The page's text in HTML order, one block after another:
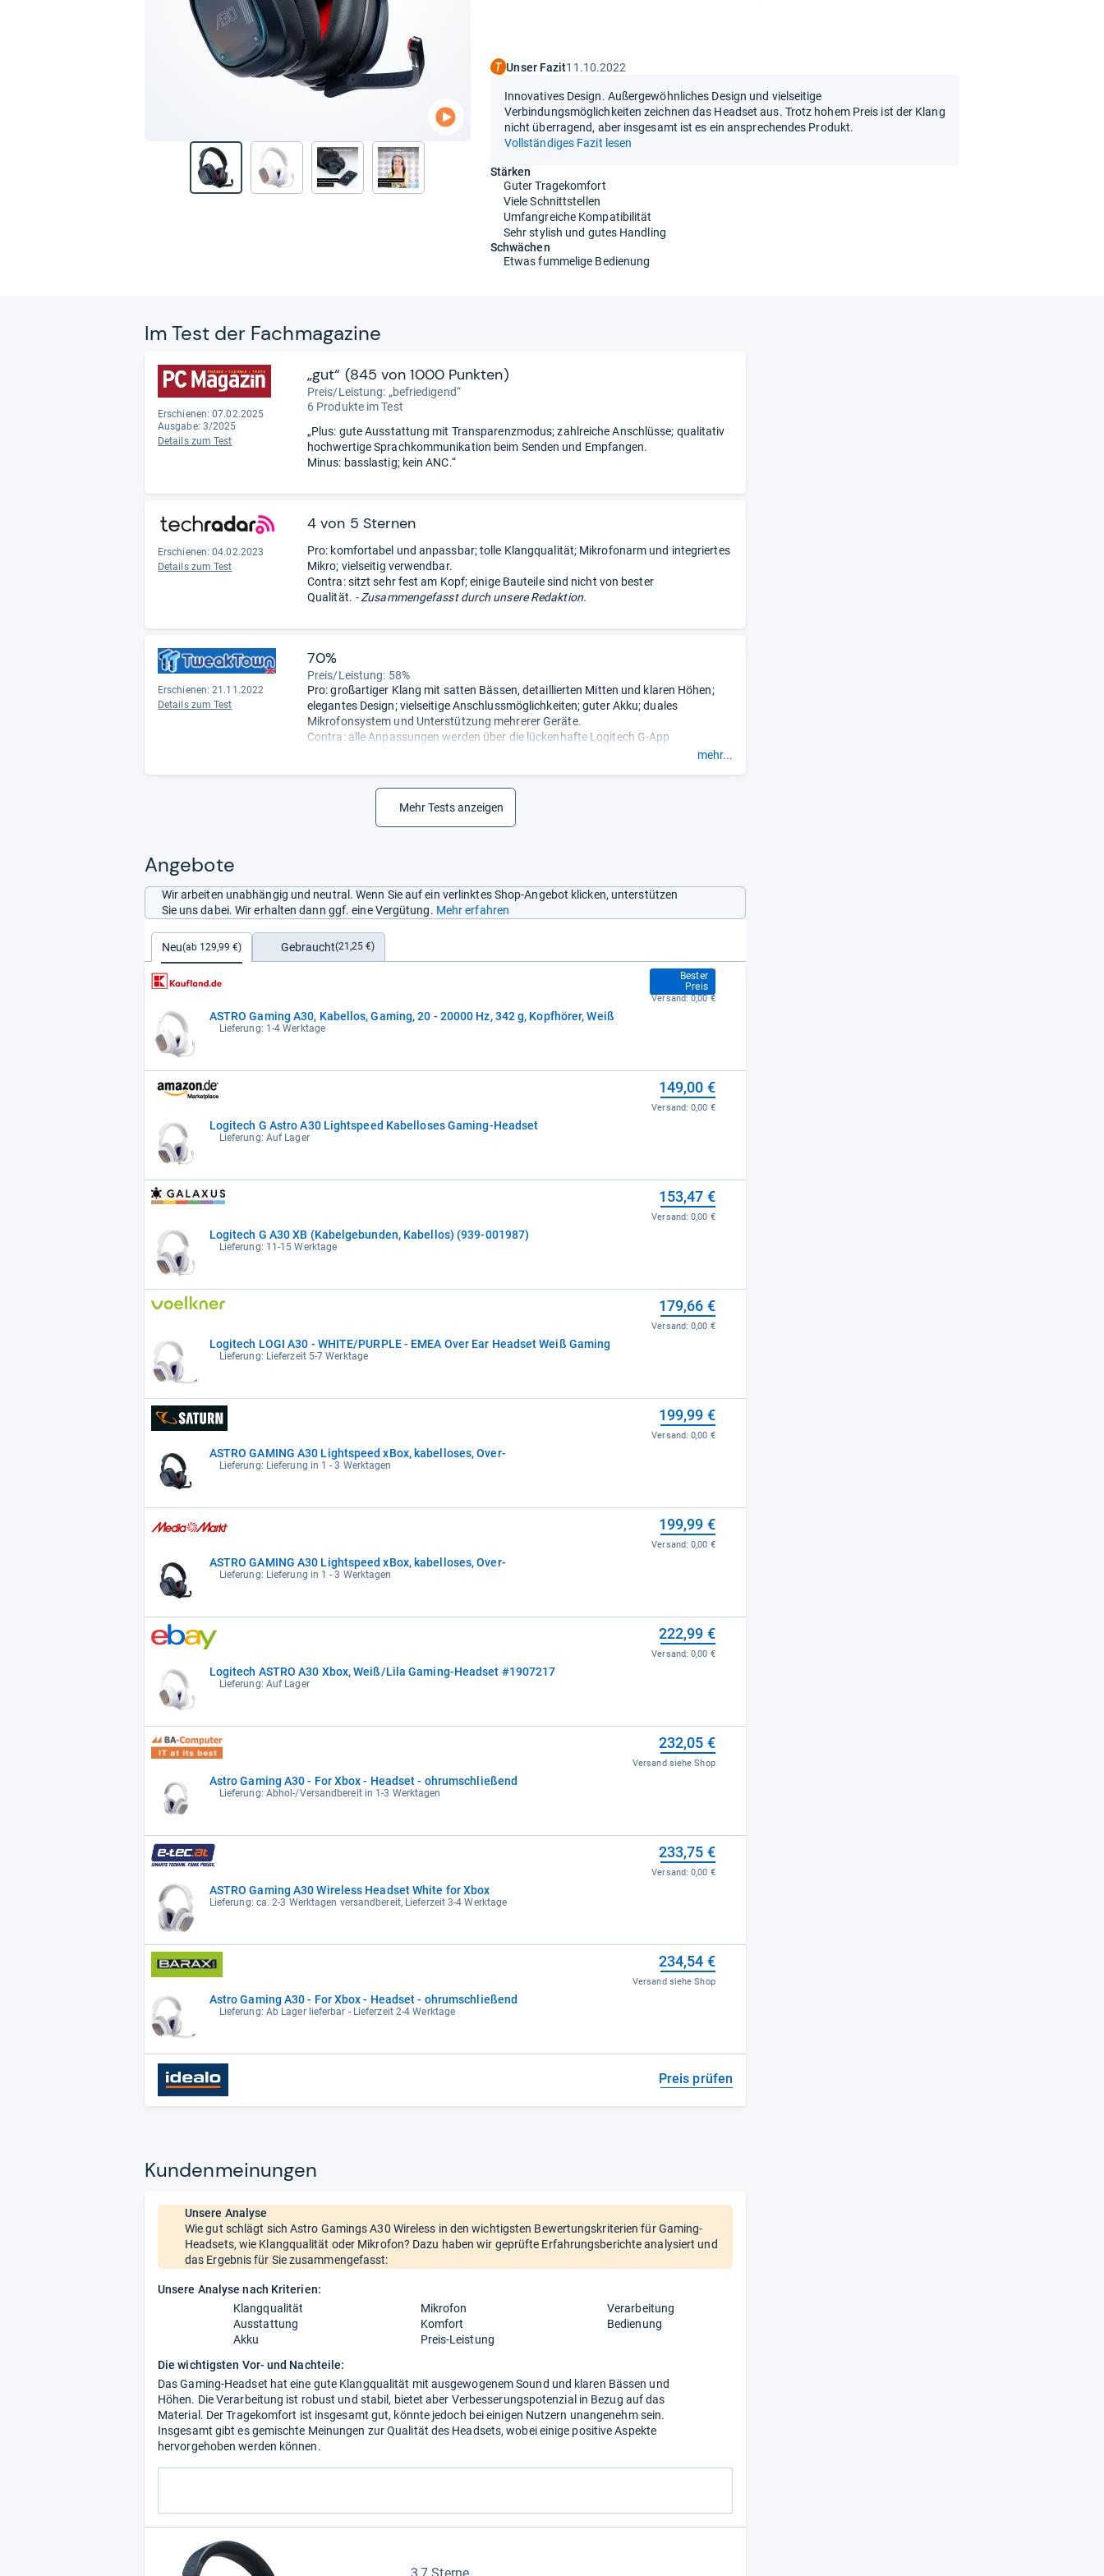
nächste
Unser Fazit11.10.2022
Innovatives Design. Außergewöhnliches Design und vielseitige
Verbindungsmöglichkeiten zeichnen das Headset aus. Trotz hohem Preis ist der Klang
nicht überragend, aber insgesamt ist es ein ansprechendes Produkt.
Vollständiges Fazit lesen
Stärken
Guter Tragekomfort
Viele Schnittstellen
Umfangreiche Kompatibilität
Sehr stylish und gutes Handling
Schwächen
Etwas fummelige Bedienung
Im Test der Fach­ma­ga­zine
Erschienen: 07.02.2025
Ausgabe: 3/2025
Details zum Test
„gut“ (845 von 1000 Punkten)
Preis/Leistung: „befriedigend“
6 Produkte im Test
„Plus: gute Ausstattung mit Transparenzmodus; zahlreiche Anschlüsse; qualitativ
hochwertige Sprachkommunikation beim Senden und Empfangen.
Minus: basslastig; kein ANC.“
Erschienen: 04.02.2023
Details zum Test
4 von 5 Sternen
Pro: komfortabel und anpassbar; tolle Klangqualität; Mikrofonarm und integriertes
Mikro; vielseitig verwendbar.
Contra: sitzt sehr fest am Kopf; einige Bauteile sind nicht von bester
Qualität. - Zusammengefasst durch unsere Redaktion.
Erschienen: 21.11.2022
Details zum Test
70%
Preis/Leistung: 58%
Pro: großartiger Klang mit satten Bässen, detaillierten Mitten und klaren Höhen;
elegantes Design; vielseitige Anschlussmöglichkeiten; guter Akku; duales
Mikrofonsystem und Unterstützung mehrerer Geräte.
Contra: alle Anpassungen werden über die lückenhafte Logitech G-App
mehr...
Mehr Tests anzeigen
Angebote
Wir arbeiten unabhängig und neutral. Wenn Sie auf ein verlinktes Shop-Angebot klicken, unterstützen
Sie uns dabei. Wir erhalten dann ggf. eine Vergütung. Mehr erfahren
Neu(ab 129,99 €) Gebraucht(21,25 €)
ASTRO Gaming A30, Kabellos, Gaming, 20 - 20000 Hz, 342 g, Kopfhörer, Weiß
Lieferung: 1-4 Werktage
Bester
Preis
129,99 €
Versand:0,00 €
Logitech G Astro A30 Lightspeed Kabelloses Gaming-Headset
Lieferung: Auf Lager
149,00 €
Versand:0,00 €
Logitech G A30 XB (Kabelgebunden, Kabellos) (939-001987)
Lieferung: 11-15 Werktage
153,47 €
Versand:0,00 €
Logitech LOGI A30 - WHITE/PURPLE - EMEA Over Ear Headset Weiß Gaming
Lieferung: Lieferzeit 5-7 Werktage
179,66 €
Versand:0,00 €
ASTRO GAMING A30 Lightspeed xBox, kabelloses, Over-
Lieferung: Lieferung in 1 - 3 Werktagen
199,99 €
Versand:0,00 €
ASTRO GAMING A30 Lightspeed xBox, kabelloses, Over-
Lieferung: Lieferung in 1 - 3 Werktagen
199,99 €
Versand:0,00 €
Logitech ASTRO A30 Xbox, Weiß/Lila Gaming-Headset #1907217
Lieferung: Auf Lager
222,99 €
Versand:0,00 €
Astro Gaming A30 - For Xbox - Headset - ohrumschließend
Lieferung: Abhol-/Versandbereit in 1-3 Werktagen
232,05 €
Versand siehe Shop
ASTRO Gaming A30 Wireless Headset White for Xbox
Lieferung: ca. 2-3 Werktagen versandbereit, Lieferzeit 3-4 Werktage
233,75 €
Versand:0,00 €
Astro Gaming A30 - For Xbox - Headset - ohrumschließend
Lieferung: Ab Lager lieferbar - Lieferzeit 2-4 Werktage
234,54 €
Versand siehe Shop
Preis prüfen
Kun­den­mei­nun­gen
Unsere Analyse
Wie gut schlägt sich Astro Gamings A30 Wireless in den wichtigsten Bewertungskriterien für Gaming-
Headsets, wie Klangqualität oder Mikrofon? Dazu haben wir geprüfte Erfahrungsberichte analysiert und
das Ergebnis für Sie zusammengefasst:
Unsere Analyse nach Kriterien:
Klangqualität
Mikrofon
Verarbeitung
Ausstattung
Komfort
Bedienung
Akku
Preis-Leistung
Die wichtigsten Vor- und Nachteile:
Das Gaming-Headset hat eine gute Klangqualität mit ausgewogenem Sound und klaren Bässen und
Höhen. Die Verarbeitung ist robust und stabil, bietet aber Verbesserungspotenzial in Bezug auf das
Material. Der Tragekomfort ist insgesamt gut, könnte jedoch bei einigen Nutzern unangenehm sein.
Insgesamt gibt es gemischte Meinungen zur Qualität des Headsets, wobei einige positive Aspekte
hervorgehoben werden können.